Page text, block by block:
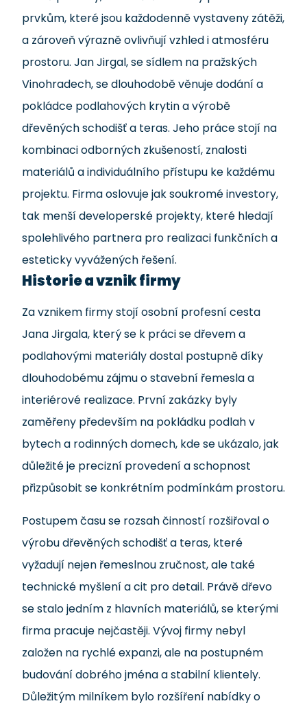
prvkům, které jsou každodenně vystaveny zátěži,
a zároveň výrazně ovlivňují vzhled i atmosféru
prostoru. Jan Jirgal, se sídlem na pražských
Vinohradech, se dlouhodobě věnuje dodání a
pokládce podlahových krytin a výrobě
dřevěných schodišť a teras. Jeho práce stojí na
kombinaci odborných zkušeností, znalosti
materiálů a individuálního přístupu ke každému
projektu. Firma oslovuje jak soukromé investory,
tak menší developerské projekty, které hledají
spolehlivého partnera pro realizaci funkčních a
esteticky vyvážených řešení.
Historie a vznik firmy
Za vznikem firmy stojí osobní profesní cesta
Jana Jirgala, který se k práci se dřevem a
podlahovými materiály dostal postupně díky
dlouhodobému zájmu o stavební řemesla a
interiérové realizace. První zakázky byly
zaměřeny především na pokládku podlah v
bytech a rodinných domech, kde se ukázalo, jak
důležité je precizní provedení a schopnost
přizpůsobit se konkrétním podmínkám prostoru.
Postupem času se rozsah činností rozšiřoval o
výrobu dřevěných schodišť a teras, které
vyžadují nejen řemeslnou zručnost, ale také
technické myšlení a cit pro detail. Právě dřevo
se stalo jedním z hlavních materiálů, se kterými
firma pracuje nejčastěji. Vývoj firmy nebyl
založen na rychlé expanzi, ale na postupném
budování dobrého jména a stabilní klientely.
Důležitým milníkem bylo rozšíření nabídky o